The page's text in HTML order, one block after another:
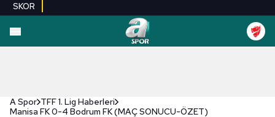
SKOR
A Spor TFF 1. Lig Haberleri
Manisa FK 0-4 Bodrum FK (MAÇ SONUCU-ÖZET)